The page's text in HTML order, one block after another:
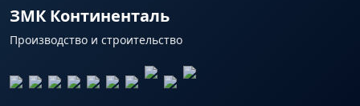
ЗМК Континенталь
Производство и строительство